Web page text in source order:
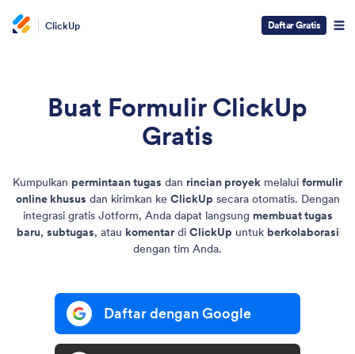
ClickUp Daftar Gratis
Buat Formulir ClickUp
Gratis
Kumpulkan permintaan tugas dan rincian proyek melalui formulir
online khusus dan kirimkan ke ClickUp secara otomatis. Dengan
integrasi gratis Jotform, Anda dapat langsung membuat tugas
baru, subtugas, atau komentardi ClickUp untuk berkolaborasi
dengan tim Anda.
Daftar dengan Google